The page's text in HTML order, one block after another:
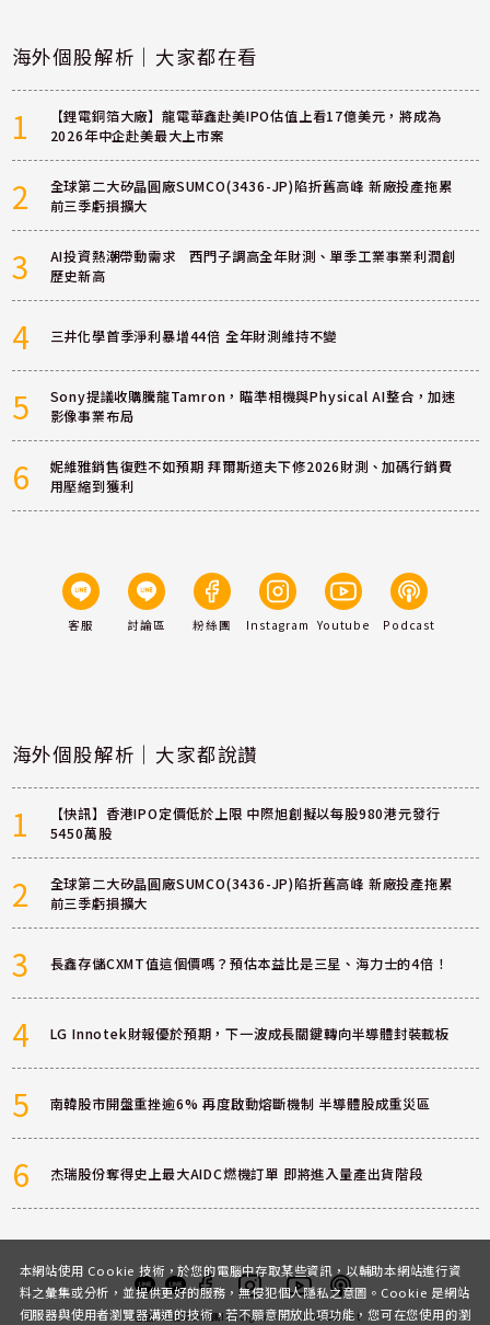
海外個股解析｜大家都在看
1
【鋰電銅箔大廠】龍電華鑫赴美IPO估值上看17億美元，將成為
2026年中企赴美最大上市案
2
全球第二大矽晶圓廠SUMCO(3436-JP)陷折舊高峰 新廠投產拖累
前三季虧損擴大
3
AI投資熱潮帶動需求 西門子調高全年財測、單季工業事業利潤創
歷史新高
4 三井化學首季淨利暴增44倍 全年財測維持不變
5
Sony提議收購騰龍Tamron，瞄準相機與Physical AI整合，加速
影像事業布局
6
妮維雅銷售復甦不如預期 拜爾斯道夫下修2026財測、加碼行銷費
用壓縮到獲利
客服 討論區 粉絲團 Instagram Youtube Podcast
海外個股解析｜大家都說讚
1
【快訊】香港IPO定價低於上限 中際旭創擬以每股980港元發行
5450萬股
2
全球第二大矽晶圓廠SUMCO(3436-JP)陷折舊高峰 新廠投產拖累
前三季虧損擴大
3 長鑫存儲CXMT值這個價嗎？預估本益比是三星、海力士的4倍！
4 LG Innotek財報優於預期，下一波成長關鍵轉向半導體封裝載板
5 南韓股市開盤重挫逾6% 再度啟動熔斷機制 半導體股成重災區
6 杰瑞股份奪得史上最大AIDC燃機訂單 即將進入量產出貨階段
客服 討論區粉絲團InstagramYoutubePodcast
本網站使用 Cookie 技術，於您的電腦中存取某些資訊，以輔助本網站進行資
料之彙集或分析，並提供更好的服務，無侵犯個人隱私之意圖。Cookie 是網站
伺服器與使用者瀏覽器溝通的技術，若不願意開放此項功能，您可在您使用的瀏